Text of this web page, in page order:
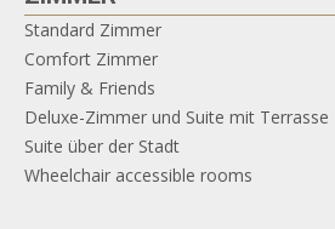
Standard Zimmer
Comfort Zimmer
Family & Friends
Deluxe-Zimmer und Suite mit Terrasse
Suite über der Stadt
Wheelchair accessible rooms